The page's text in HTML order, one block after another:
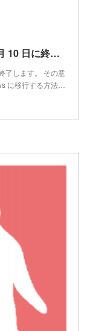
Windows 8.1サポートは 2023 年 1 月 10 日に終了します - Microsoft サポートCalifornia Consumer Privacy Act (CCPA) Opt-Ou
了します。 その意
に移行する方法…